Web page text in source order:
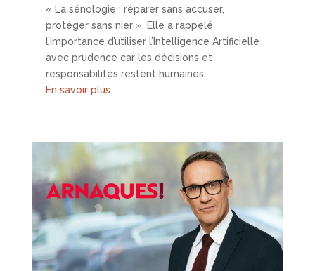
« La sénologie : réparer sans accuser,
protéger sans nier ». Elle a rappelé
l’importance d’utiliser l’Intelligence Artificielle
avec prudence car les décisions et
responsabilités restent humaines.
En savoir plus